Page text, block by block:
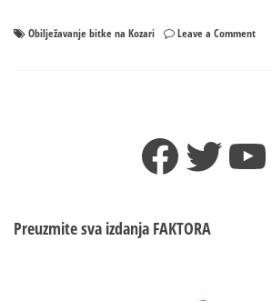
Obilježavanje bitke na Kozari Leave a Commenton
na
Facebook
Preuzmite sva izdanja FAKTORA